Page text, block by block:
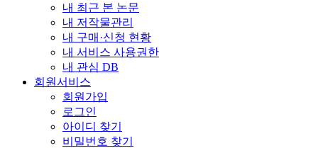
내 최근 본 논문
내 저작물관리
내 구매·신청 현황
내 서비스 사용권한
내 관심 DB
회원서비스
회원가입
로그인
아이디 찾기
비밀번호 찾기